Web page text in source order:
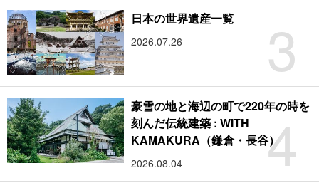
3
日本の世界遺産一覧
2026.07.26
4
豪雪の地と海辺の町で220年の時を
刻んだ伝統建築 : WITH
KAMAKURA（鎌倉・長谷）
2026.08.04